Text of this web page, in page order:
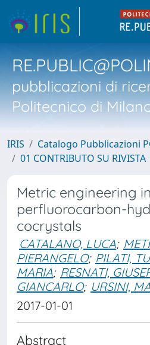
pubblicazioni di
Politecnico di
IRIS
Catalogo Pubblicazioni
01 CONTRIBUTO SU RIVISTA
Metric engineering
perfluorocarbon-
cocrystals
CATALANO, LUCA;
PIERANGELO; PILATI,
MARIA; RESNATI,
GIANCARLO; URSINI,
2017-01-01
Abstract